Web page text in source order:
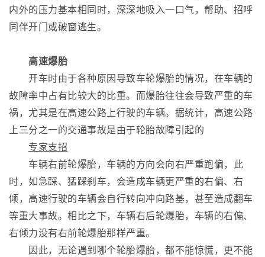
内外的压力基本相同时，深深地吸入一口气，帮助、招呼
同伴开门或破窗逃生。
高速爆胎
开车时由于各种原因导致车轮爆胎的情况，在车辆的
故障率中占有比较大的比重。而爆胎往往会导致严重的车
祸，尤其是在高速公路上行驶的车辆。据统计，高速公路
上三分之一的交通事故是由于轮胎故障引起的
专家支招
车辆右前轮爆胎，车辆的方向会向右严重跑偏，此
时，如急踩、猛踩刹车，会造成车辆更严重的右偏、右
倾，高速行驶的车辆会自行转向冲向路基，甚至造成翻车
等重大事故。相比之下，车辆右后轮爆胎，车辆的右偏、
右倾力没有右前轮爆胎那样严重。
因此，无论遇到哪个轮胎爆胎，都不能惊慌，更不能